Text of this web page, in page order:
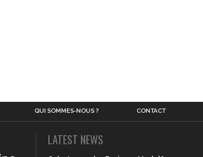
QUI SOMMES-NOUS ? CONTACT
LATEST NEWS